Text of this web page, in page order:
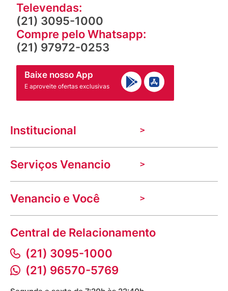
Televendas:
(21) 3095-1000
Compre pelo Whatsapp:
(21) 97972-0253
Baixe nosso App
E aproveite ofertas exclusivas
Institucional
A Venancio
Trabalhe Conosco
Nossas lojas
Indique seu imóvel
Aniversário Venancio 2025
Serviços Venancio
Troca e devolução
Mecânica de promoções
Dúvidas frequentes
Prazos e entregas
Bioimpedância Gratuita
Venancio e Você
VClube - Programa de fidelidade
Fale com o farmacêutico
Fale conosco
Procon RJ
Saúde na praça
Central de Relacionamento
(21) 3095-1000
(21) 96570-5769